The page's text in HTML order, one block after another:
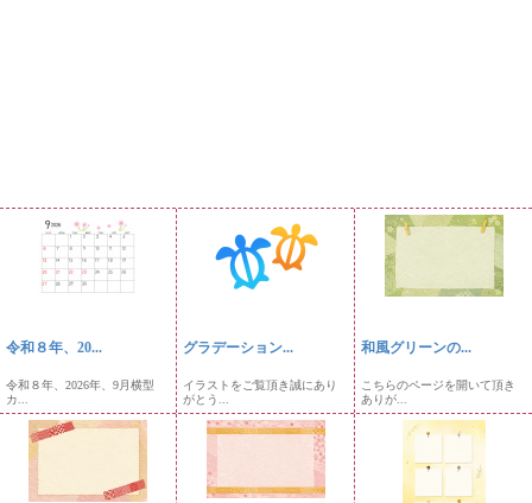
令和８年、20...
令和８年、2026年、9月横型
カ...
グラデーション...
イラストをご覧頂き誠にあり
がとう...
和風グリーンの...
こちらのページを開いて頂き
ありが...